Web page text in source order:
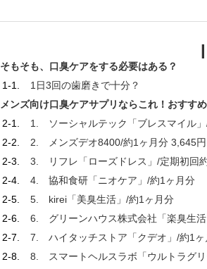
そもそも、口臭ケアをする必要はある？
1日3回の歯磨きで十分？
メンズ向け口臭ケアサプリならこれ！おすす
1. ソーシャルテック「ブレスマイル」
2. メンズデオ8400/約1ヶ月分 3,645円
3. リフレ「ローズドレス」/定期初回
4. 協和食研「ニオケア」/約1ヶ月分
5. kirei「美臭生活」/約1ヶ月分
6. グリーンハウス株式会社「楽臭生活
7. ハイタッチストア「クデオ」/約1ヶ
8. スマートヘルスラボ「ウルトラグリ